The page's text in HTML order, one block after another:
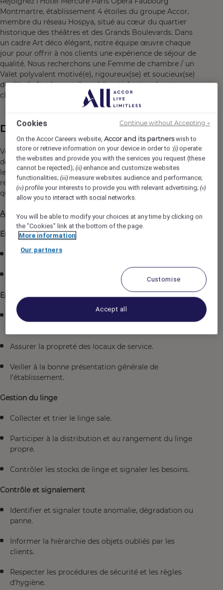
Montmartre, établissement 4 étoiles du groupe Accor,
membre du réseau Hospya, situé au cœur du quartier
historique des théâtres et des Grands Boulevards. Dans
un cadre Art déco élégant, notre équipe œuvre chaque
jour pour offrir à nos clients une expérience de séjour de
qualité. Nous recherchons une Femme de chambre / un
Valet polyvalent motivé(e), rigoureux(se) et soucieux(se)
du détail afin de contribuer à la satisfaction de notre
clientèle.
Description du poste
Vous assurez la propreté, l'entretien et la remise en état
des chambres, et des parties communes afin de garantir
le confort et la satisfaction de la clientèle, tout en
respectant les normes d'hygiène, de sécurité et de
qualité de l'établissement.
Activités principales
Entretien des chambres
Nettoyage quotidien et remise en état des chambres.
Vérifier le bon fonctionnement des équipements.
Entretien des parties communes
Nettoyer les couloirs, hall, escaliers, ascenseur et
Assurer la propreté des locaux de service.
Veiller à la bonne présentation générale de
l'établissement.
Gestion du linge
Collecter et trier le linge sale.
Participer à la distribution et au rangement du linge
propre.
Contrôler les stocks de linge et signaler les besoins.
Contrôle et signalement
Identifier et signaler toute anomalie, dégradation ou
panne.
Informer la hiérarchie des objets oubliés par les
clients.
Respecter les procédures de sécurité et les règles
d'hygiène.
Cookies
On the Accor Careers website,Accor and its partnerswish to
store or retrieve information on your device in order to :(i) operate
the websites and provide you with the services you request (these
cannot be rejected);(ii) enhance and customize websites
functionalities;(iii) measure websites audience and performance;
(iv) profile your interests to provide you with relevant advertising;(v)
allow you to interact with social networks.
You will be able to modify your choices at any time by clicking on
the "Cookies" link at the bottom of the page.
More information
Our partners
Customise
Accept all
Continue without Accepting →